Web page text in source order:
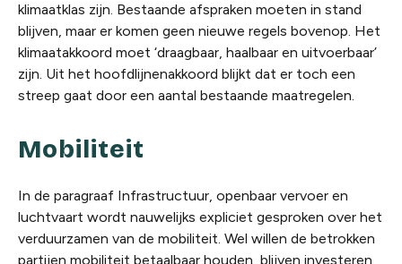
klimaatklas zijn. Bestaande afspraken moeten in stand
blijven, maar er komen geen nieuwe regels bovenop. Het
klimaatakkoord moet ‘draagbaar, haalbaar en uitvoerbaar’
zijn. Uit het hoofdlijnenakkoord blijkt dat er toch een
streep gaat door een aantal bestaande maatregelen.
Mobiliteit
In de paragraaf Infrastructuur, openbaar vervoer en
luchtvaart wordt nauwelijks expliciet gesproken over het
verduurzamen van de mobiliteit. Wel willen de betrokken
partijen mobiliteit betaalbaar houden, blijven investeren